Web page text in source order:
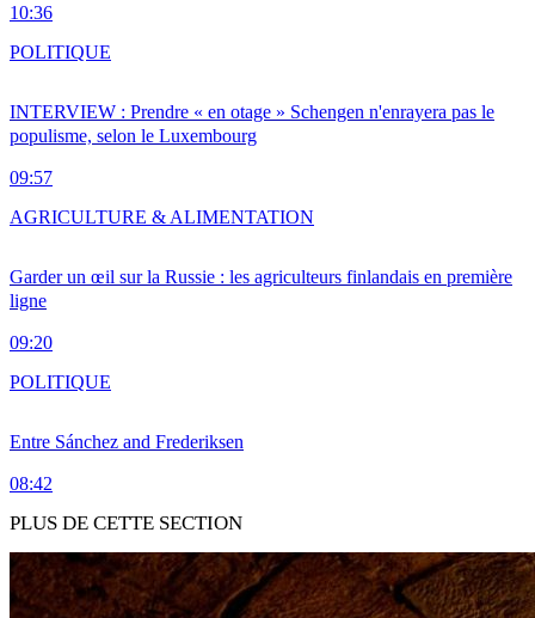
10:36
INTERVIEW : Prendre « en otage » Schengen n'enrayera pas le
populisme, selon le Luxembourg
09:57
POLITIQUE
Garder un œil sur la Russie : les agriculteurs finlandais en première
ligne
09:20
AGRICULTURE & ALIMENTATION
Entre Sánchez and Frederiksen
08:42
POLITIQUE
PLUS DE CETTE SECTION